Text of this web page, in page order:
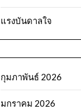
แรงบันดาลใจ
กุมภาพันธ์ 2026
มกราคม 2026